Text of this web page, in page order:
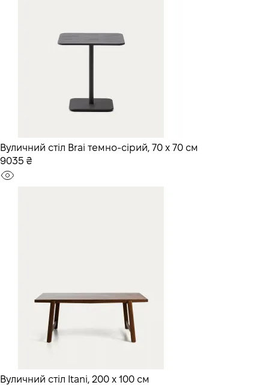
Вуличний стіл Brai темно-сірий, 70 x 70 см
9035 ₴
Вуличний стіл Itani, 200 x 100 см